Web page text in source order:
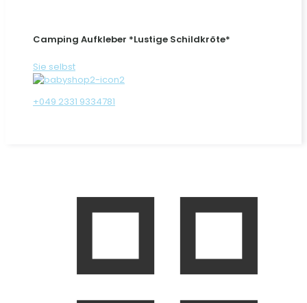
Camping Aufkleber *Lustige Schildkröte*
Sie selbst
+049 2331 9334781